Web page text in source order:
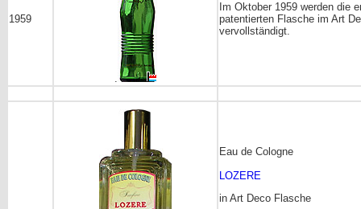
1959
.
Im Oktober 1959 werden die
patentierten Flasche im Art
vervollständigt.
Eau de Cologne
LOZERE
in Art Deco Flasche